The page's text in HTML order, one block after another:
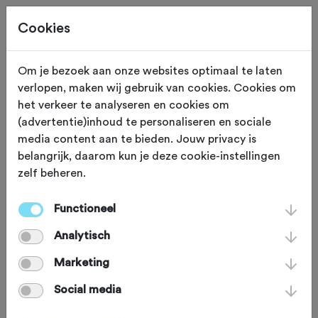
Repsonsible
disclosure
Bij wielersportbond NTFU - eigenaar van Fietssport.nl -
belangrijk. Ondanks onze zorg voor de beveiliging van
onze systemen kan het voorkomen dat er toch een
systemen hebt gevonden horen wij dit graag zodat we
Cookies
Om je bezoek aan onze websites optimaal te laten
verlopen, maken wij gebruik van cookies. Cookies om
het verkeer te analyseren en cookies om
(advertentie)inhoud te personaliseren en sociale
media content aan te bieden. Jouw privacy is
belangrijk, daarom kun je deze cookie-instellingen
zelf beheren.
Functioneel
Analytisch
Marketing
Social media